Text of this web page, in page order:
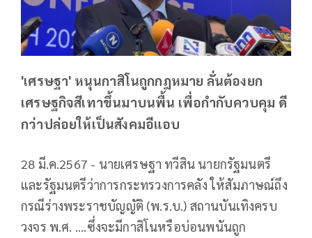
'เศรษฐา' หนุนกาสิโนถูกกฎหมาย ลั่นต้องยก
เศรษฐกิจสีเทาขึ้นมาบนพื้น เพื่อกำกับควบคุม ดี
กว่าปล่อยให้เป็นสังคมอีแอบ
28 มี.ค.2567 - นายเศรษฐา ทวีสิน นายกรัฐมนตรี
และรัฐมนตรีว่าการกระทรวงการคลัง ให้สัมภาษณ์ถึง
กรณีร่างพระราชบัญญัติ (พ.ร.บ.) สถานบันเทิงครบ
วงจร พ.ศ. ....ซึ่งจะมีกาสิโนหรือบ่อนพนันถูก